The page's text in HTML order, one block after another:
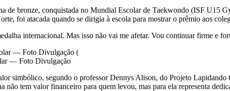
de bronze, conquistada no Mundial Escolar de Taekwondo (ISF U15
foi atacada quando se dirigia à escola para mostrar o prêmio aos
internacional. Mas isso não vai me afetar. Vou continuar firme e
— Foto Divulgação
simbólico, segundo o professor Dennys Alison, do Projeto Lapidando
tem valor financeiro para quem levou, mas para ela representa